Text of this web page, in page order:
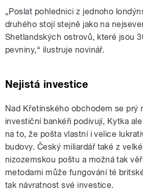
„Poslat pohlednici z jednoho
druhého stojí stejně jako na
Shetlandských ostrovů, které jsou
pevniny,“ ilustruje novinář.
Nejistá investice
Nad Křetínského obchodem se prý
investiční bankéři podivují, Kytka
na to, že pošta vlastní i velice
budovy. Český miliardář také z
nizozemskou poštu a možná tak
metodami může fungování té
tak návratnost své investice.